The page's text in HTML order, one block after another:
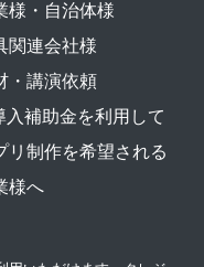
様・自治体様
関連会社様
・講演依頼
入補助金を利用して
リ制作を希望される
様へ